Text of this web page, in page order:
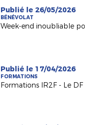
Publié le 26/05/2026
BÉNÉVOLAT
Publié le 17/04/2026
FORMATIONS